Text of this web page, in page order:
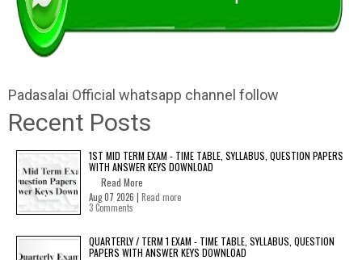
Padasalai Official whatsapp channel follow
Recent Posts
1ST MID TERM EXAM - TIME TABLE, SYLLABUS, QUESTION PAPERS
WITH ANSWER KEYS DOWNLOAD
Read More
Aug 07 2026 | Read more
3 Comments
QUARTERLY / TERM 1 EXAM - TIME TABLE, SYLLABUS, QUESTION
PAPERS WITH ANSWER KEYS DOWNLOAD